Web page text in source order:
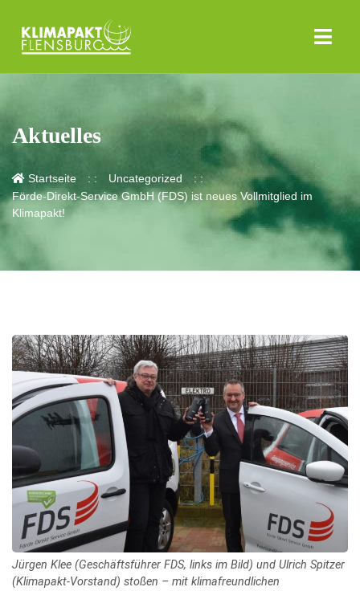
Aktuelles
Startseite
Uncategorized
Förde-Direkt-Service GmbH (FDS) ist neues Vollmitglied im
Klimapakt!
Jürgen Klee (Geschäftsführer FDS, links im Bild) und Ulrich Spitzer
(Klimapakt-Vorstand) stoßen – mit klimafreundlichen